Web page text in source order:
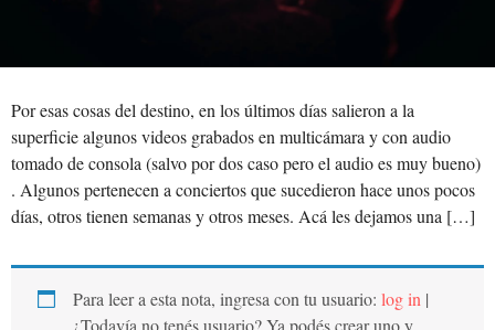
Por esas cosas del destino, en los últimos días salieron a la
superficie algunos videos grabados en multicámara y con audio
tomado de consola (salvo por dos caso pero el audio es muy bueno)
. Algunos pertenecen a conciertos que sucedieron hace unos pocos
días, otros tienen semanas y otros meses. Acá les dejamos una […]
Para leer a esta nota, ingresa con tu usuario: log in |
¿Todavía no tenés usuario? Ya podés crear uno y